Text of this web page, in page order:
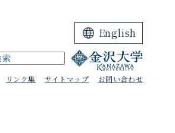
English
リンク集 サイトマップ お問い合わせ